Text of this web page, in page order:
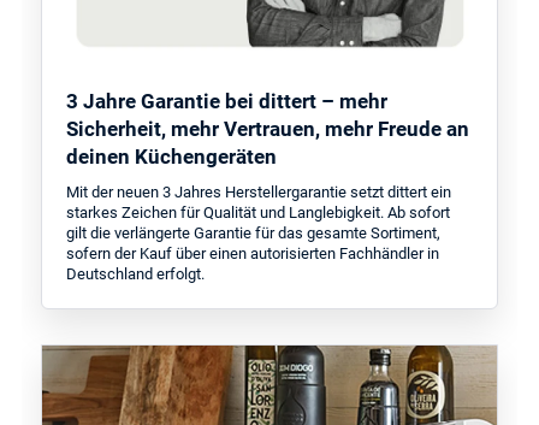
3 Jahre Garantie bei dittert – mehr
Sicherheit, mehr Vertrauen, mehr Freude an
deinen Küchengeräten
Mit der neuen 3 Jahres Herstellergarantie setzt dittert ein
starkes Zeichen für Qualität und Langlebigkeit. Ab sofort
gilt die verlängerte Garantie für das gesamte Sortiment,
sofern der Kauf über einen autorisierten Fachhändler in
Deutschland erfolgt.